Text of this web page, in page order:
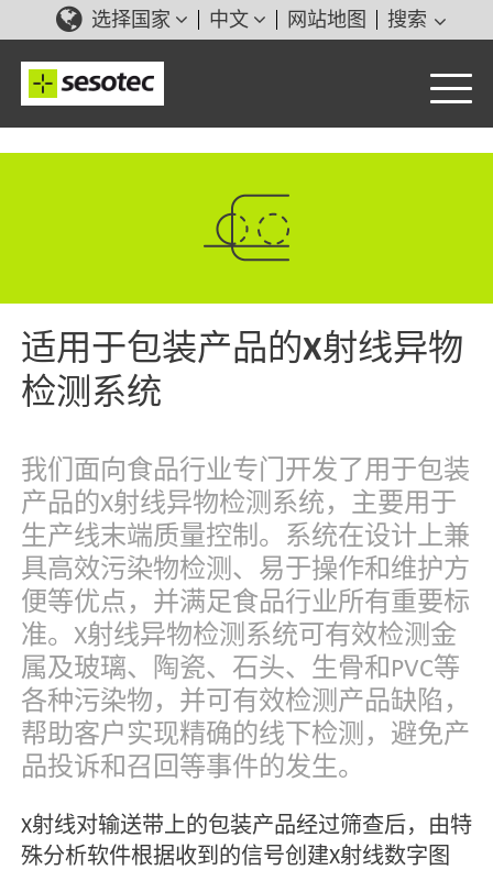
选择国家 中文 网站地图 搜索
适用于包装产品的X射线异物
检测系统
我们面向食品行业专门开发了用于包装
产品的X射线异物检测系统，主要用于
生产线末端质量控制。系统在设计上兼
具高效污染物检测、易于操作和维护方
便等优点，并满足食品行业所有重要标
准。X射线异物检测系统可有效检测金
属及玻璃、陶瓷、石头、生骨和PVC等
各种污染物，并可有效检测产品缺陷，
帮助客户实现精确的线下检测，避免产
品投诉和召回等事件的发生。
X射线对输送带上的包装产品经过筛查后，由特
殊分析软件根据收到的信号创建X射线数字图